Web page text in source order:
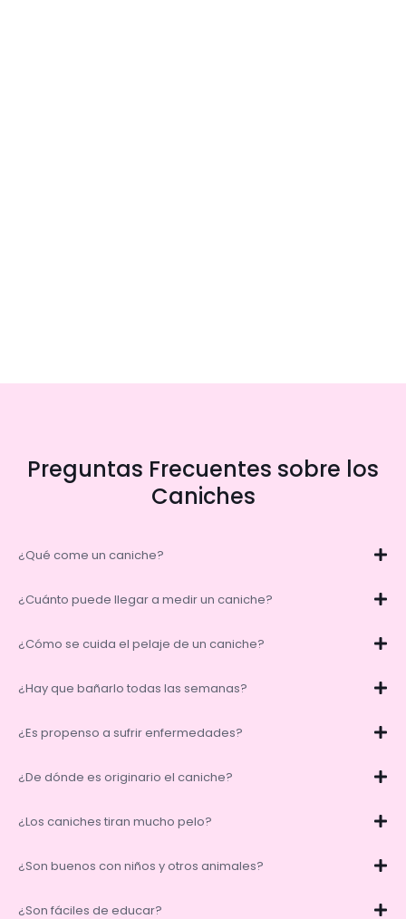
Preguntas Frecuentes sobre los
Caniches
¿Qué come un caniche?
¿Cuánto puede llegar a medir un caniche?
¿Cómo se cuida el pelaje de un caniche?
¿Hay que bañarlo todas las semanas?
¿Es propenso a sufrir enfermedades?
¿De dónde es originario el caniche?
¿Los caniches tiran mucho pelo?
¿Son buenos con niños y otros animales?
¿Son fáciles de educar?